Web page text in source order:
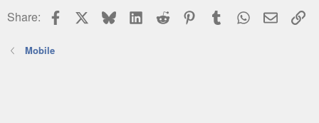
Share: Facebook BlueskyLinkedIn
Reddit PinterestTumblr WhatsApp
Email
Mobile